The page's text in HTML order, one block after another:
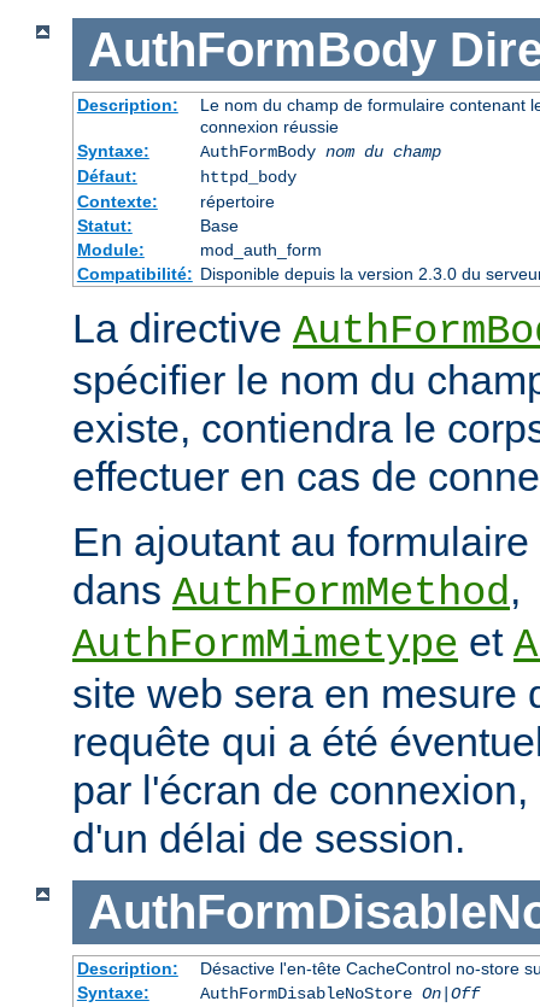
AuthFormBody
Description:
Le nom du champ de formulaire contenant
connexion réussie
Syntaxe:
AuthFormBody nom du champ
Défaut:
httpd_body
Contexte:
répertoire
Statut:
Base
Module:
mod_auth_form
Compatibilité: Disponible depuis la version 2.3.0 du
La directive
spécifier le nom du
existe, contiendra le
effectuer en cas de
En ajoutant au
dans AuthFormMethod,
AuthFormMimetype et
site web sera en mesure
requête qui a été
par l'écran de
d'un délai de session.
Description:
Désactive l'en-tête CacheControl no-store
Syntaxe:
AuthFormDisableNoStore On|Off